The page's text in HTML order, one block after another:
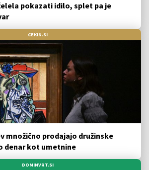
pokazati idilo, splet pa je
CEKIN.SI
množično prodajajo družinske
denar kot umetnine
DOMINVRT.SI